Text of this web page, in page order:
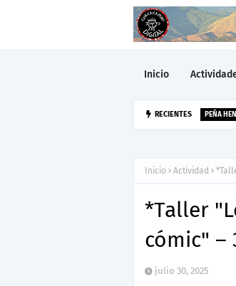
Inicio
RECIENTES PEÑA
Inicio Actividad
*Taller
cómic" –
julio 30, 2025